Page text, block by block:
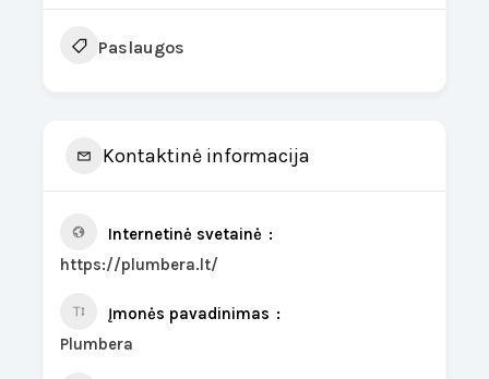
Paslaugos
Kontaktinė informacija
Internetinė svetainė
https://plumbera.lt/
Įmonės pavadinimas
Plumbera